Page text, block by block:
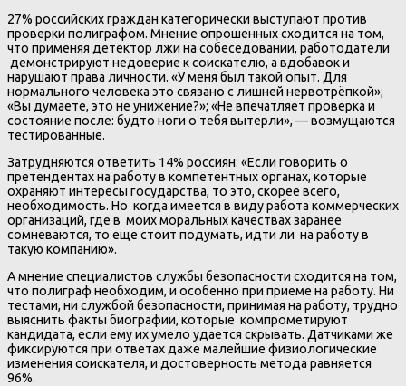
27% российских граждан категорически выступают против
проверки полиграфом. Мнение опрошенных сходится на том,
что применяя детектор лжи на собеседовании, работодатели
демонстрируют недоверие к соискателю, а вдобавок и
нарушают права личности. «У меня был такой опыт. Для
нормального человека это связано с лишней нервотрёпкой»;
«Вы думаете, это не унижение?»; «Не впечатляет проверка и
состояние после: будто ноги о тебя вытерли», — возмущаются
тестированные.
Затрудняются ответить 14% россиян: «Если говорить о
претендентах на работу в компетентных органах, которые
охраняют интересы государства, то это, скорее всего,
необходимость. Но когда имеется в виду работа коммерческих
организаций, где в моих моральных качествах заранее
сомневаются, то еще стоит подумать, идти ли на работу в
такую компанию».
А мнение специалистов службы безопасности сходится на том,
что полиграф необходим, и особенно при приеме на работу. Ни
тестами, ни службой безопасности, принимая на работу, трудно
выяснить факты биографии, которые компрометируют
кандидата, если ему их умело удается скрывать. Датчиками же
фиксируются при ответах даже малейшие физиологические
изменения соискателя, и достоверность метода равняется
96%.